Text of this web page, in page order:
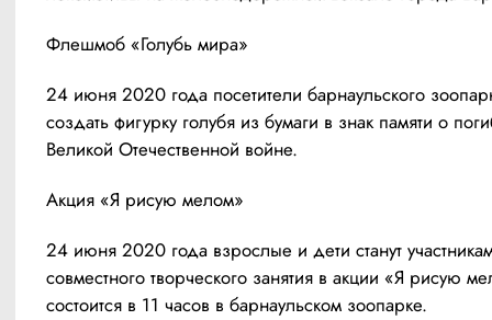
Флешмоб «Голубь мира»
24 июня 2020 года посетители барнаульского
создать фигурку голубя из бумаги в знак памяти о
Великой Отечественной войне.
Акция «Я рисую мелом»
24 июня 2020 года взрослые и дети станут
совместного творческого занятия в акции «Я рисую
состоится в 11 часов в барнаульском зоопарке.